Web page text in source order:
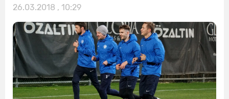
26.03.2018 , 10:29